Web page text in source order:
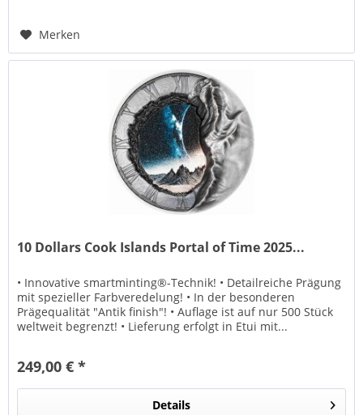
Merken
10 Dollars Cook Islands Portal of Time 2025...
• Innovative smartminting®-Technik! • Detailreiche Prägung
mit spezieller Farbveredelung! • In der besonderen
Prägequalität "Antik finish"! • Auflage ist auf nur 500 Stück
weltweit begrenzt! • Lieferung erfolgt in Etui mit...
249,00 € *
Details